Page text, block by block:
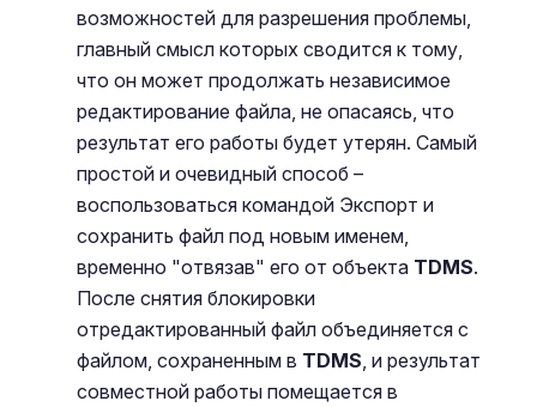
возможностей для разрешения проблемы,
главный смысл которых сводится к тому,
что он может продолжать независимое
редактирование файла, не опасаясь, что
результат его работы будет утерян. Самый
простой и очевидный способ –
воспользоваться командой Экспорт и
сохранить файл под новым именем,
временно "отвязав" его от объекта TDMS.
После снятия блокировки
отредактированный файл объединяется с
файлом, сохраненным в TDMS, и результат
совместной работы помещается в